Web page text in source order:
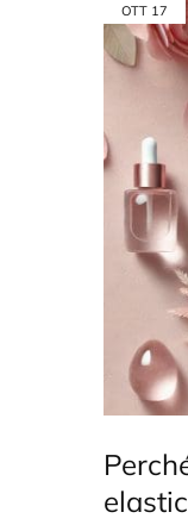
OTT 17